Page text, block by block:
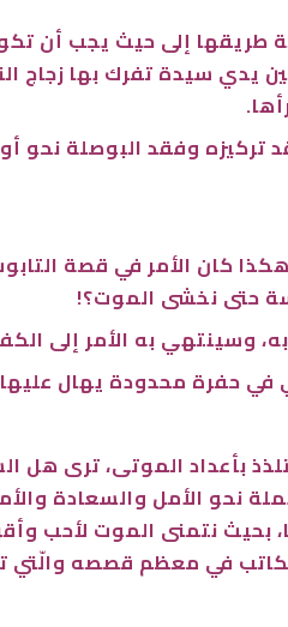
طريقها إلى حيث يجب أن
يدي سيدة تفرك بها زجاج
تركيزه وفقد البوصلة
كان الأمر في قصة
حتى نخشى الموت؟!
وسينتهي به الأمر إلى
حفرة محدودة يهال
بأعداد الموتى، ترى هل
بحيث نتمنى الموت لأحب
في معظم قصصه والّتي